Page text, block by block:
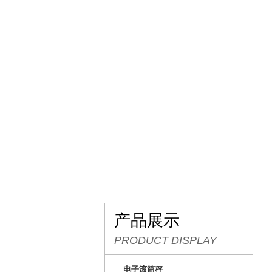
产品展示
PRODUCT DISPLAY
电子滚筒秤